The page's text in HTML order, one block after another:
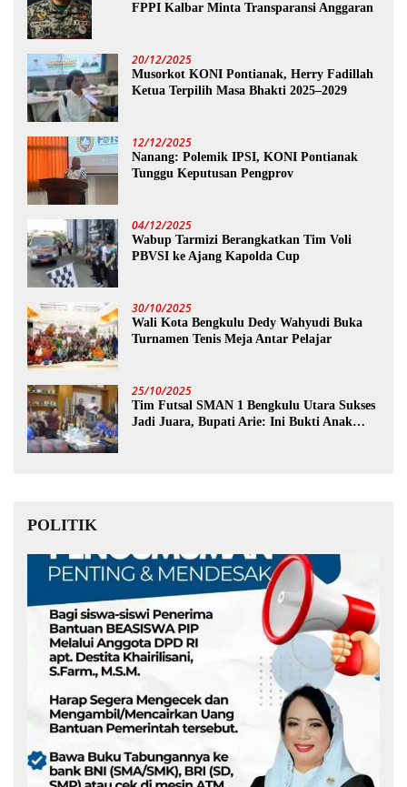
FPPI Kalbar Minta Transparansi Anggaran
20/12/2025
Musorkot KONI Pontianak, Herry Fadillah
Ketua Terpilih Masa Bhakti 2025–2029
12/12/2025
Nanang: Polemik IPSI, KONI Pontianak
Tunggu Keputusan Pengprov
04/12/2025
Wabup Tarmizi Berangkatkan Tim Voli
PBVSI ke Ajang Kapolda Cup
30/10/2025
Wali Kota Bengkulu Dedy Wahyudi Buka
Turnamen Tenis Meja Antar Pelajar
25/10/2025
Tim Futsal SMAN 1 Bengkulu Utara Sukses
Jadi Juara, Bupati Arie: Ini Bukti Anak
POLITIK